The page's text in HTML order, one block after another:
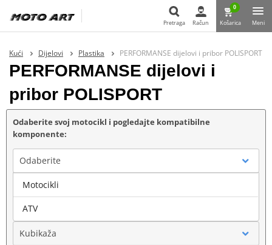
Pretraga
Pretraga Račun
0
Košarica Meni
Kući Dijelovi Plastika PERFORMANSE dijelovi i pribor POLISPORT
PERFORMANSE dijelovi i
pribor POLISPORT
Odaberite svoj motocikl i pogledajte kompatibilne
komponente:
Odaberite
Marka
Kubikaža
Motocikli
ATV